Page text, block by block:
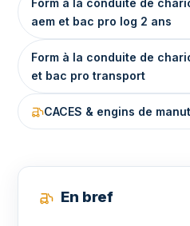
Form à la conduite de
aem et bac pro log 2 ans
Form à la conduite de
et bac pro transport
CACES & engins de
En bref